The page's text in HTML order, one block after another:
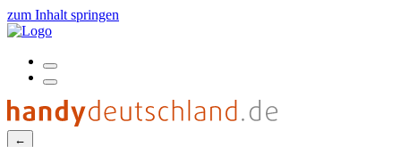
zum Inhalt springen
←